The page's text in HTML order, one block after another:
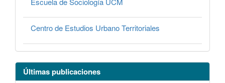
Centro de Estudios Urbano Territoriales
Últimas publicaciones